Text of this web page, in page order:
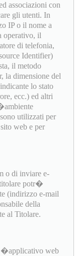
associazioni con
gli utenti. In
IP o il nome a
operativo, il
di telefonia,
Identifier)
il metodo
la dimensione del
lo stato
ecc.) ed altri
utilizzati per
web e per
o di inviare e-
potr�
(indirizzo e-mail
della
al Titolare.
�applicativo web